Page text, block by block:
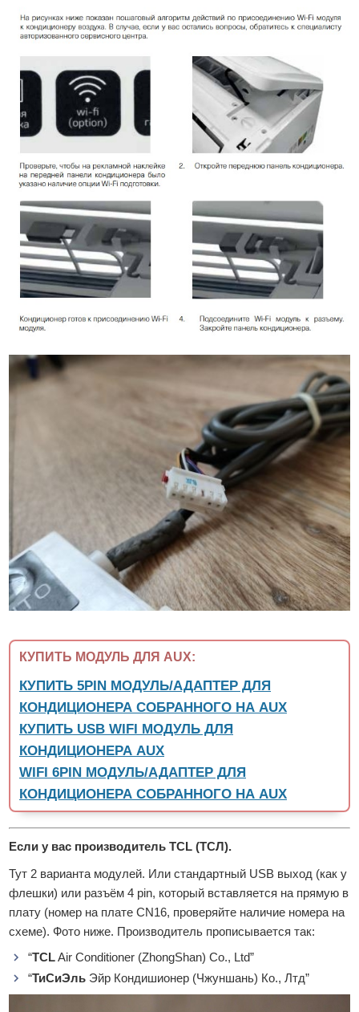
КУПИТЬ МОДУЛЬ ДЛЯ AUX:
КУПИТЬ 5PIN МОДУЛЬ/АДАПТЕР ДЛЯ
КОНДИЦИОНЕРА СОБРАННОГО НА AUX
КУПИТЬ USB WIFI МОДУЛЬ ДЛЯ
КОНДИЦИОНЕРА AUX
WIFI 6PIN МОДУЛЬ/АДАПТЕР ДЛЯ
КОНДИЦИОНЕРА СОБРАННОГО НА AUX
Если у вас производитель TCL (ТСЛ).
Тут 2 варианта модулей. Или стандартный USB выход (как у
флешки) или разъём 4 pin, который вставляется на прямую в
плату (номер на плате CN16, проверяйте наличие номера на
схеме). Фото ниже. Производитель прописывается так:
“TCLAir Conditioner (ZhongShan) Co., Ltd”
“ТиСиЭль Эйр Кондишионер (Чжуншань) Ко., Лтд”